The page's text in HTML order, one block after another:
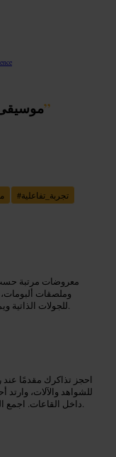
موسيقى”
#تجربة_تفاعلية
معروضات مرتبة حسب
وملصقات
للجولات الذاتية ويمكن أن يستمتع به أفراد العائلة والزوّار الفرديون.
احجز تذاكرك مقدمًا
للشواهد والآلات،
داخل القاعات. اجمع الزيارة مع تجول سيرًا في شوارع تمبل بار القريبة.